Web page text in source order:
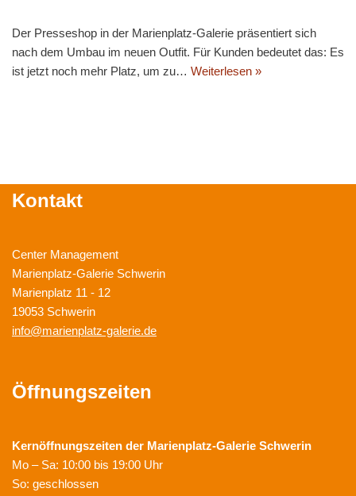
Der Presseshop in der Marienplatz-Galerie präsentiert sich
nach dem Umbau im neuen Outfit. Für Kunden bedeutet das: Es
ist jetzt noch mehr Platz, um zu… Weiterlesen »
Kontakt
Center Management
Marienplatz-Galerie Schwerin
Marienplatz 11 - 12
19053 Schwerin
info@marienplatz-galerie.de
Öffnungszeiten
Kernöffnungszeiten der Marienplatz-Galerie Schwerin
Mo – Sa: 10:00 bis 19:00 Uhr
So: geschlossen